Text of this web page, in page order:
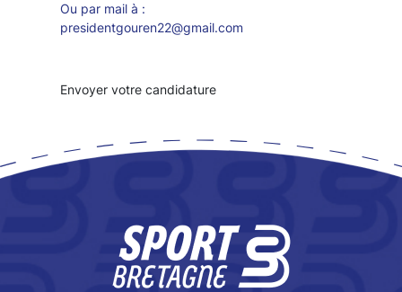
Ou par mail à :
presidentgouren22@gmail.com
Envoyer votre candidature